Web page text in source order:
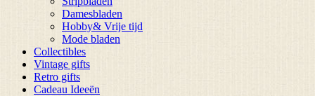
Damesbladen
Hobby& Vrije tijd
Mode bladen
Collectibles
Vintage gifts
Retro gifts
Cadeau Ideeën